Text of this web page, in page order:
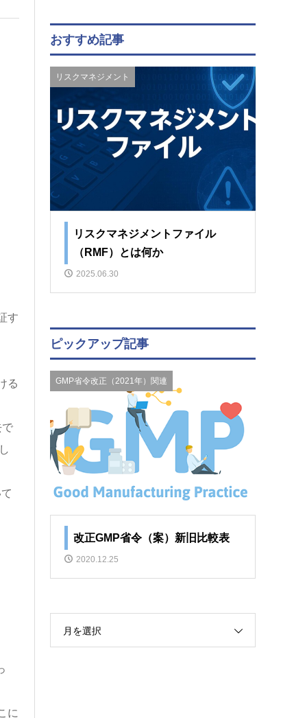
す
る
に
おすすめ記事
リスクマネジメント
リスクマネジメントファイル
（RMF）とは何か
2025.06.30
ピックアップ記事
GMP省令改正（2021年）関連
改正GMP省令（案）新旧比較表
2020.12.25
月を選択